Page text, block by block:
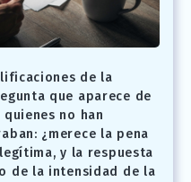
de la
que aparece de
no han
¿merece la pena
y la respuesta
de la intensidad de la